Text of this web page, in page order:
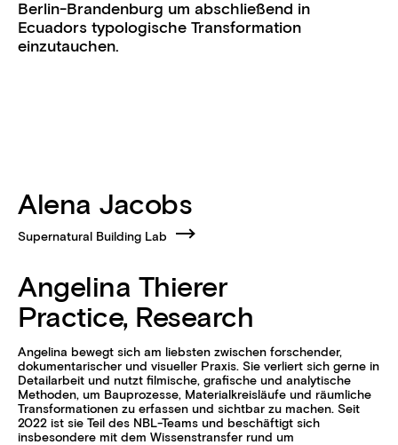
Berlin-Brandenburg um abschließend in
Ecuadors typologische Transformation
einzutauchen.
Alena Jacobs
Supernatural Building Lab
Angelina Thierer
Practice, Research
Angelina bewegt sich am liebsten zwischen forschender,
dokumentarischer und visueller Praxis. Sie verliert sich gerne in
Detailarbeit und nutzt filmische, grafische und analytische
Methoden, um Bauprozesse, Materialkreisläufe und räumliche
Transformationen zu erfassen und sichtbar zu machen. Seit
2022 ist sie Teil des NBL-Teams und beschäftigt sich
insbesondere mit dem Wissenstransfer rund um